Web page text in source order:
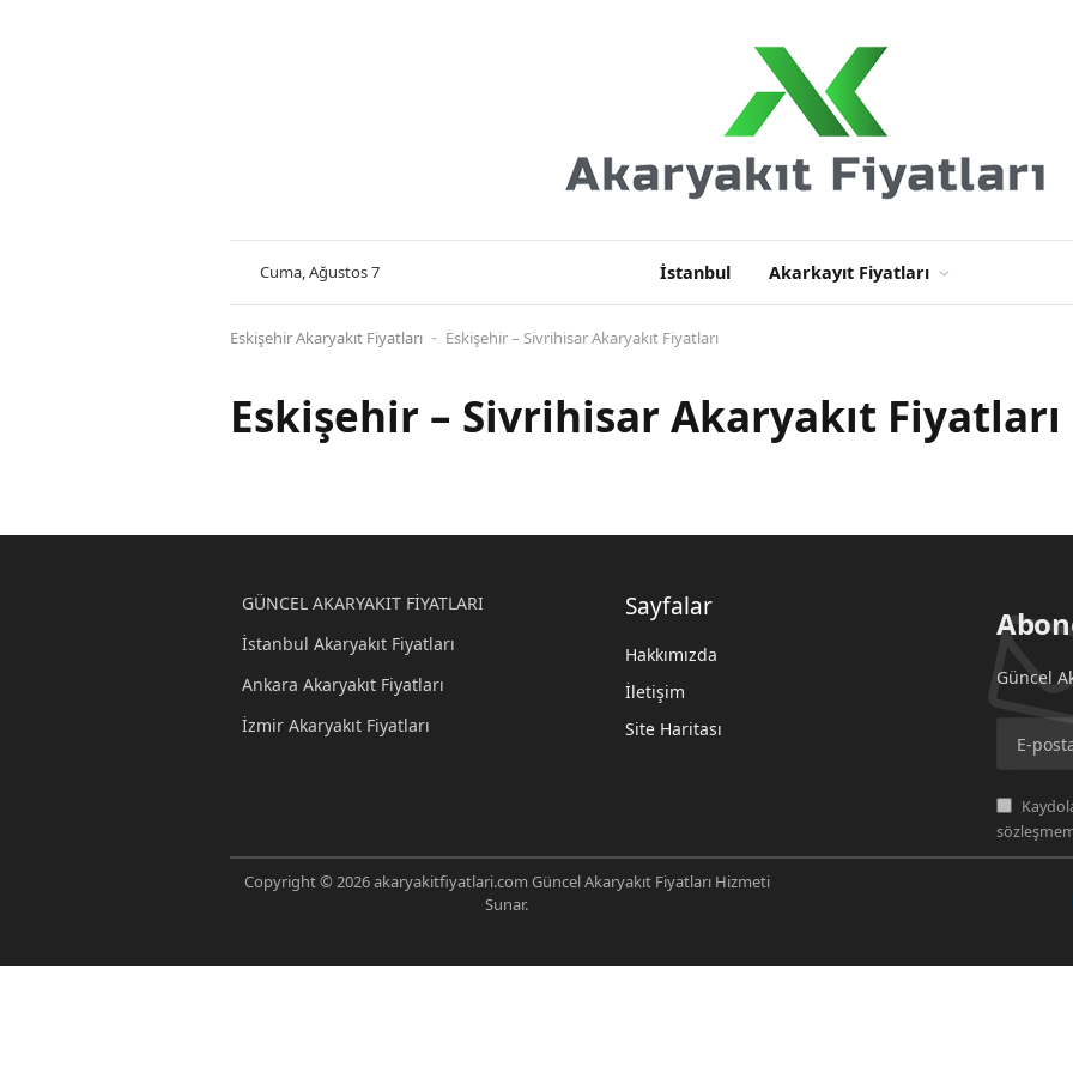
Cuma, Ağustos 7 İstanbul Akarkayıt Fiyatları
Eskişehir Akaryakıt Fiyatları - Eskişehir – Sivrihisar Akaryakıt Fiyatları
Eskişehir – Sivrihisar Akaryakıt Fiyatları
GÜNCEL AKARYAKIT FİYATLARI
İstanbul Akaryakıt Fiyatları
Ankara Akaryakıt Fiyatları
İzmir Akaryakıt Fiyatları
Sayfalar
Hakkımızda
İletişim
Site Haritası
Güncel
Copyright © 2026 akaryakitfiyatlari.com Güncel Akaryakıt Fiyatları Hizmeti
Sunar.